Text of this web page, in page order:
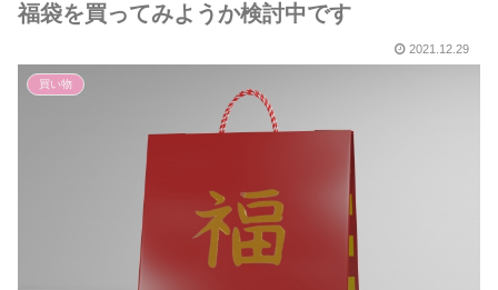
福袋を買ってみようか検討中です
2021.12.29
買い物